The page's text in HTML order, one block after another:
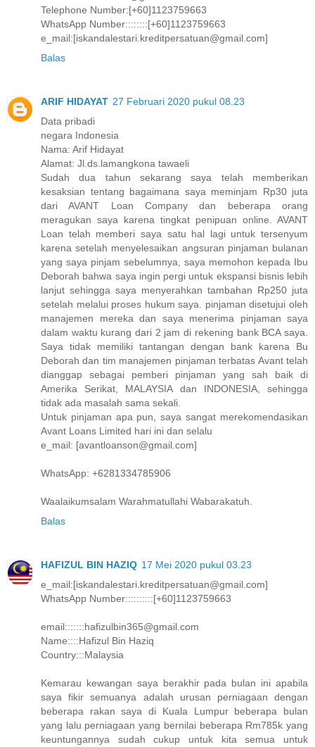
Telephone Number:[+60]1123759663
WhatsApp Number::::::::[+60]1123759663
e_mail:[iskandalestari.kreditpersatuan@gmail.com]
Balas
ARIF HIDAYAT 27 Februari 2020 pukul 08.23
Data pribadi
negara Indonesia
Nama: Arif Hidayat
Alamat: Jl.ds.lamangkona tawaeli
Sudah dua tahun sekarang saya telah memberikan
kesaksian tentang bagaimana saya meminjam Rp30 juta
dari AVANT Loan Company dan beberapa orang
meragukan saya karena tingkat penipuan online. AVANT
Loan telah memberi saya satu hal lagi untuk tersenyum
karena setelah menyelesaikan angsuran pinjaman bulanan
yang saya pinjam sebelumnya, saya memohon kepada Ibu
Deborah bahwa saya ingin pergi untuk ekspansi bisnis lebih
lanjut sehingga saya menyerahkan tambahan Rp250 juta
setelah melalui proses hukum saya. pinjaman disetujui oleh
manajemen mereka dan saya menerima pinjaman saya
dalam waktu kurang dari 2 jam di rekening bank BCA saya.
Saya tidak memiliki tantangan dengan bank karena Bu
Deborah dan tim manajemen pinjaman terbatas Avant telah
dianggap sebagai pemberi pinjaman yang sah baik di
Amerika Serikat, MALAYSIA dan INDONESIA, sehingga
tidak ada masalah sama sekali.
Untuk pinjaman apa pun, saya sangat merekomendasikan
Avant Loans Limited hari ini dan selalu
e_mail: [avantloanson@gmail.com]
WhatsApp: +6281334785906
Waalaikumsalam Warahmatullahi Wabarakatuh.
Balas
HAFIZUL BIN HAZIQ 17 Mei 2020 pukul 03.23
e_mail:[iskandalestari.kreditpersatuan@gmail.com]
WhatsApp Number::::::::::[+60]1123759663
email:::::::hafizulbin365@gmail.com
Name::::Hafizul Bin Haziq
Country:::Malaysia
Kemarau kewangan saya berakhir pada bulan ini apabila
saya fikir semuanya adalah urusan perniagaan dengan
beberapa rakan saya di Kuala Lumpur beberapa bulan
yang lalu perniagaan yang bernilai beberapa Rm785k yang
keuntungannya sudah cukup untuk kita semua untuk